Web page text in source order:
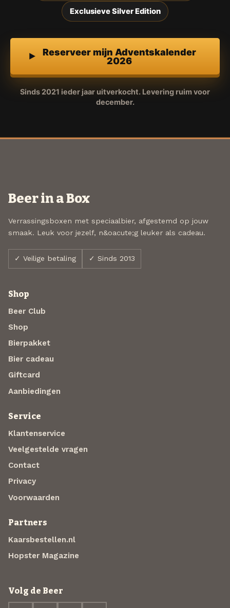
Exclusieve Silver Edition
Reserveer mijn Adventskalender
2026
Sinds 2021 ieder jaar uitverkocht. Levering ruim voor
december.
Beer in a Box
Verrassingsboxen met speciaalbier, afgestemd op jouw
smaak. Leuk voor jezelf, n&oacute;g leuker als cadeau.
✓ Veilige betaling ✓ Sinds 2013
Shop
Beer Club
Shop
Bierpakket
Bier cadeau
Giftcard
Aanbiedingen
Service
Klantenservice
Veelgestelde vragen
Contact
Privacy
Voorwaarden
Partners
Kaarsbestellen.nl
Hopster Magazine
Volg de Beer